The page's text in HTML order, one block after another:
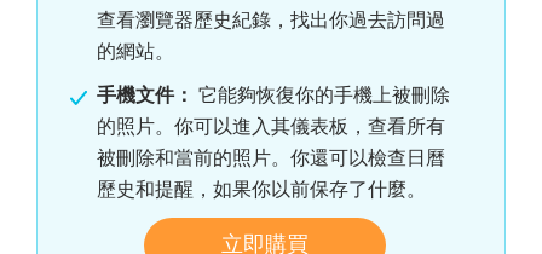
查看瀏覽器歷史紀錄，找出你過去訪問過
的網站。
手機文件： 它能夠恢復你的手機上被刪除
的照片。你可以進入其儀表板，查看所有
被刪除和當前的照片。你還可以檢查日曆
歷史和提醒，如果你以前保存了什麼。
立即購買